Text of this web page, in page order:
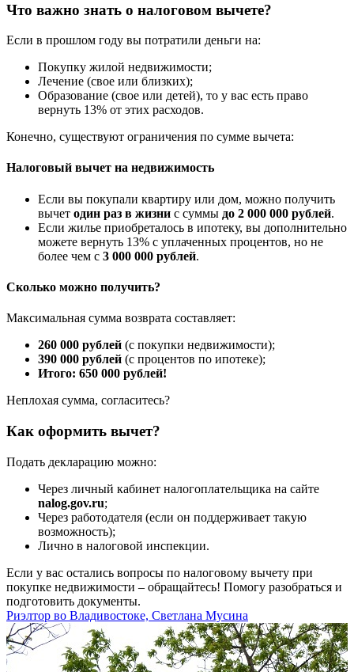
Что важно знать о налоговом вычете?
Если в прошлом году вы потратили деньги на:
Покупку жилой недвижимости;
Лечение (свое или близких);
Образование (свое или детей), то у вас есть право
вернуть 13% от этих расходов.
Конечно, существуют ограничения по сумме вычета:
Налоговый вычет на недвижимость
Если вы покупали квартиру или дом, можно получить
вычет один раз в жизни с суммы до 2 000 000 рублей.
Если жилье приобреталось в ипотеку, вы дополнительно
можете вернуть 13% с уплаченных процентов, но не
более чем с 3 000 000 рублей.
Сколько можно получить?
Максимальная сумма возврата составляет:
260 000 рублей (с покупки недвижимости);
390 000 рублей (с процентов по ипотеке);
Итого: 650 000 рублей!
Неплохая сумма, согласитесь?
Как оформить вычет?
Подать декларацию можно:
Через личный кабинет налогоплательщика на сайте
nalog.gov.ru;
Через работодателя (если он поддерживает такую
возможность);
Лично в налоговой инспекции.
Если у вас остались вопросы по налоговому вычету при
покупке недвижимости – обращайтесь! Помогу разобраться и
подготовить документы.
Риэлтор во Владивостоке, Светлана Мусина